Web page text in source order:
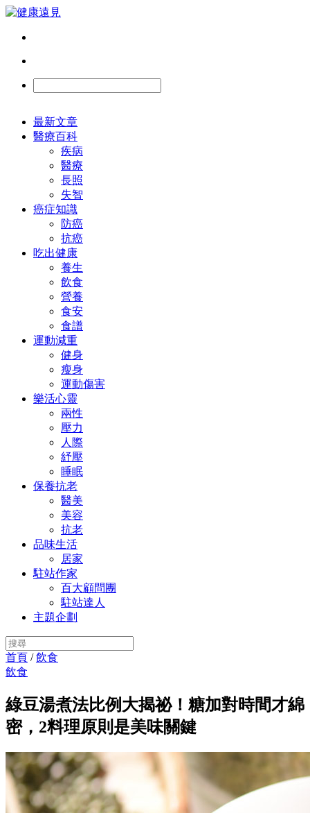
最新文章
醫療百科
疾病
醫療
長照
失智
癌症知識
防癌
抗癌
吃出健康
養生
飲食
營養
食安
食譜
運動減重
健身
瘦身
運動傷害
樂活心靈
兩性
壓力
人際
紓壓
睡眠
保養抗老
醫美
美容
抗老
品味生活
居家
駐站作家
百大顧問團
駐站達人
主題企劃
首頁 /飲食
飲食
綠豆湯煮法比例大揭祕！糖加對時間才綿
密，2料理原則是美味關鍵